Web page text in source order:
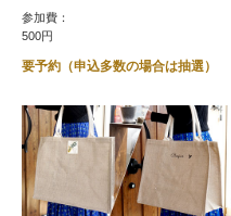
参加費：
500円
要予約（申込多数の場合は抽選）